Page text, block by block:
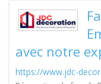
avec notre
https://www.jdc-